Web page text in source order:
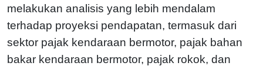
melakukan analisis yang lebih mendalam
terhadap proyeksi pendapatan, termasuk dari
sektor pajak kendaraan bermotor, pajak bahan
bakar kendaraan bermotor, pajak rokok, dan